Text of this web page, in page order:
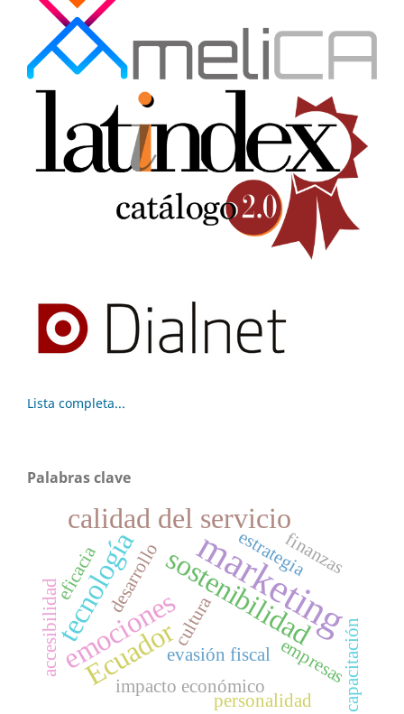
Lista completa...
Palabras clave
marketing
emocionessostenibilidad
calidad del servicio
tecnología
Ecuadorcultura
evasión fiscal capacitación
estrategia
impacto económico
accesibilidad
personalidad
finanzas
desarrollo
eficacia
empresas